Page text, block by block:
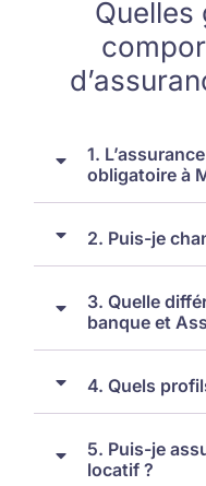
Quelles
1.
obligatoire à
2. Puis-je
3. Quelle
banque et
4. Quels
5. Puis-je
locatif ?